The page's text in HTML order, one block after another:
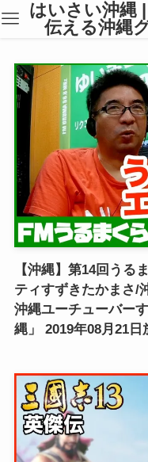
はいさい沖縄
伝える沖縄
【沖縄】第14回うる
ティすずきたかまさ/
沖縄ユーチューバー
縄」 2019年08月21日